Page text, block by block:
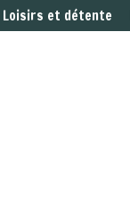
Loisirs et détente